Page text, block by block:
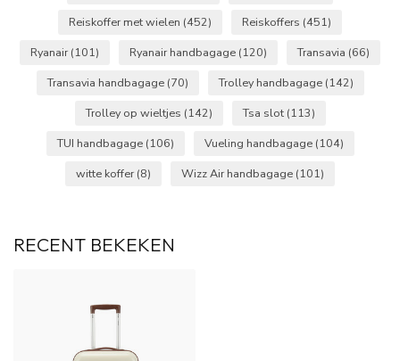
Reiskoffer met wielen (452) Reiskoffers (451)
Ryanair (101) Ryanair handbagage (120) Transavia (66)
Transavia handbagage (70) Trolley handbagage (142)
Trolley op wieltjes (142) Tsa slot (113)
TUI handbagage (106) Vueling handbagage (104)
witte koffer (8) Wizz Air handbagage (101)
RECENT BEKEKEN